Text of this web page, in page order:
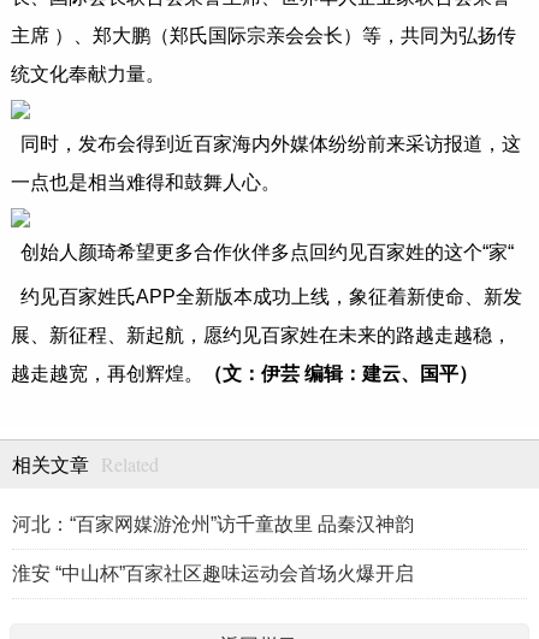
主席 ）、郑大鹏（郑氏国际宗亲会会长）等，共同为弘扬传
统文化奉献力量。
同时，发布会得到近百家海内外媒体纷纷前来采访报道，这
一点也是相当难得和鼓舞人心。
创始人颜琦希望更多合作伙伴多点回约见百家姓的这个“家“
约见百家姓氏APP全新版本成功上线，象征着新使命、新发
展、新征程、新起航，愿约见百家姓在未来的路越走越稳，
越走越宽，再创辉煌。
（文：伊芸 编辑：建云、国平）
相关文章 Related
河北：“百家网媒游沧州”访千童故里 品秦汉神韵
淮安 “中山杯”百家社区趣味运动会首场火爆开启